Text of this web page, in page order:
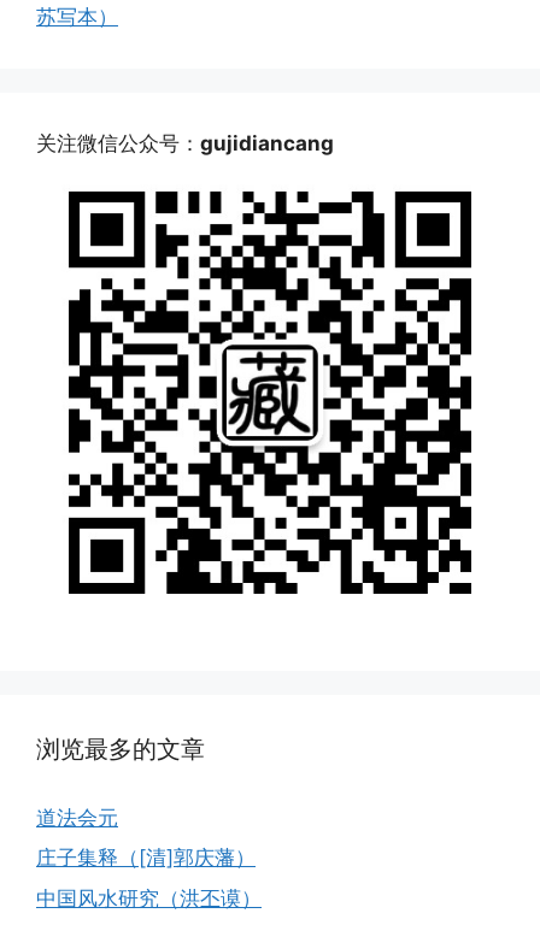
苏写本）
关注微信公众号： gujidiancang
浏览最多的文章
道法会元
庄子集释（[清]郭庆藩）
中国风水研究（洪丕谟）